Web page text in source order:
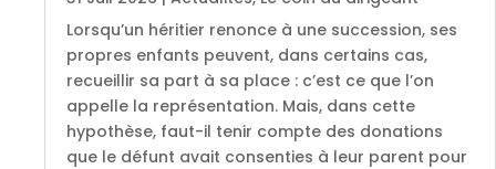
Lorsqu’un héritier renonce à une succession, ses
propres enfants peuvent, dans certains cas,
recueillir sa part à sa place : c’est ce que l’on
appelle la représentation. Mais, dans cette
hypothèse, faut-il tenir compte des donations
que le défunt avait consenties à leur parent pour